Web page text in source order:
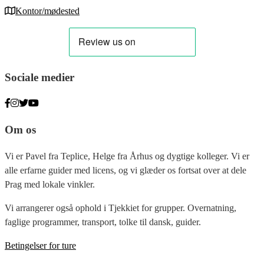
Kontor/mødested
Sociale medier
Om os
Vi er Pavel fra Teplice, Helge fra Århus og dygtige kolleger. Vi er
alle erfarne guider med licens, og vi glæder os fortsat over at dele
Prag med lokale vinkler.
Vi arrangerer også ophold i Tjekkiet for grupper. Overnatning,
faglige programmer, transport, tolke til dansk, guider.
Betingelser for ture